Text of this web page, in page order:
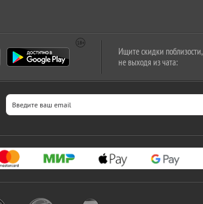
Ищите скидки поблизости,
не выходя из чата: